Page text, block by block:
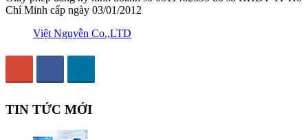
Chí Minh cấp ngày 03/01/2012
Việt Nguyễn Co.,LTD
TIN TỨC MỚI